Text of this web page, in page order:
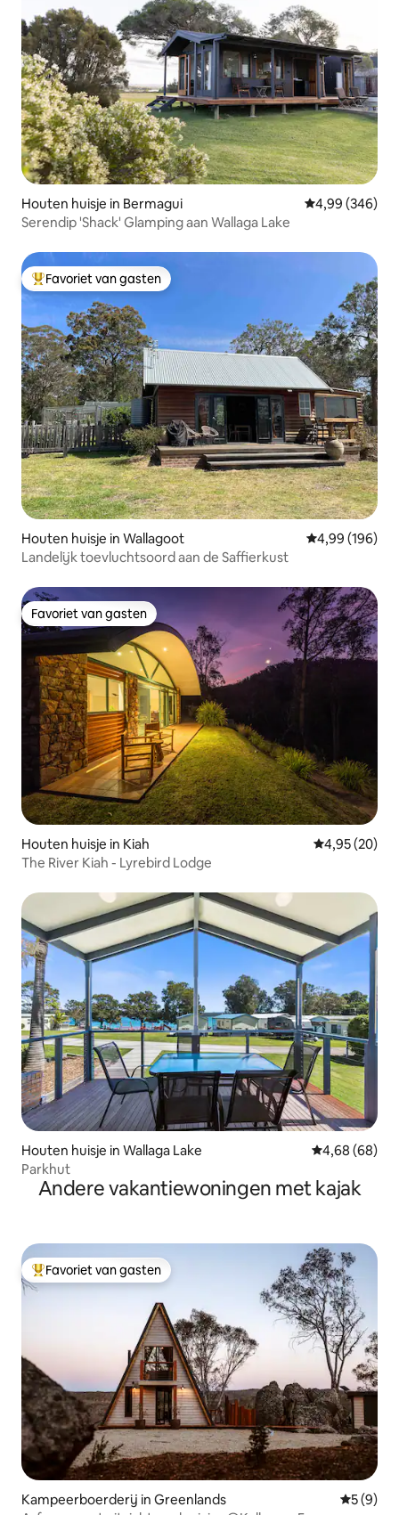
Houten huisje in Bermagui Gemiddelde
4,99 (346)
Serendip 'Shack' Glamping aan Wallaga Lake
Topfavoriet van gasten
Favoriet van gasten
Houten huisje in Wallagoot Gemiddelde
4,99 (196)
Landelijk toevluchtsoord aan de Saffierkust
Favoriet van gasten
Favoriet van gasten
Houten huisje in Kiah Gemiddelde
4,95 (20)
The River Kiah - Lyrebird Lodge
Houten huisje in Wallaga Lake Gemiddelde
4,68 (68)
Parkhut
Andere vakantiewoningen met kajak
Topfavoriet van gasten
Favoriet van gasten
Kampeerboerderij in Greenlands
5 (9)